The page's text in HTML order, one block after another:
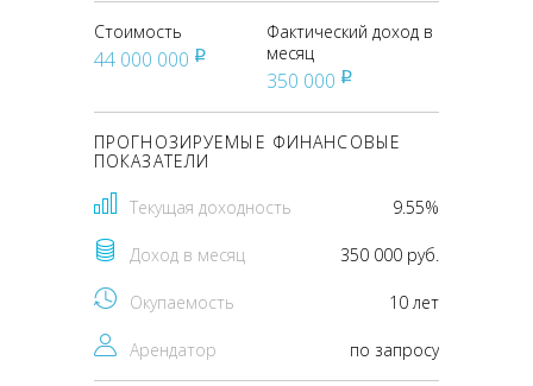
Стоимость
44 000 000 pуб
Фактический доход в
месяц
350 000 pуб
ПРОГНОЗИРУЕМЫЕ ФИНАНСОВЫЕ
ПОКАЗАТЕЛИ
Текущая доходность 9.55%
Доход в месяц 350 000 руб.
Окупаемость 10 лет
Арендатор по запросу